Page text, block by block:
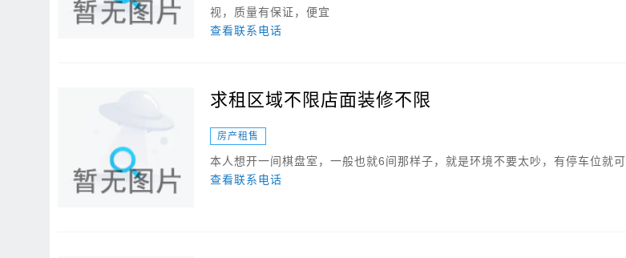
视，质量有保证，便宜
查看联系电话
求租区域不限店面装修不限
房产租售
本人想开一间棋盘室，一般也就6间那样子，就是环境不要太吵，有停车位就
查看联系电话